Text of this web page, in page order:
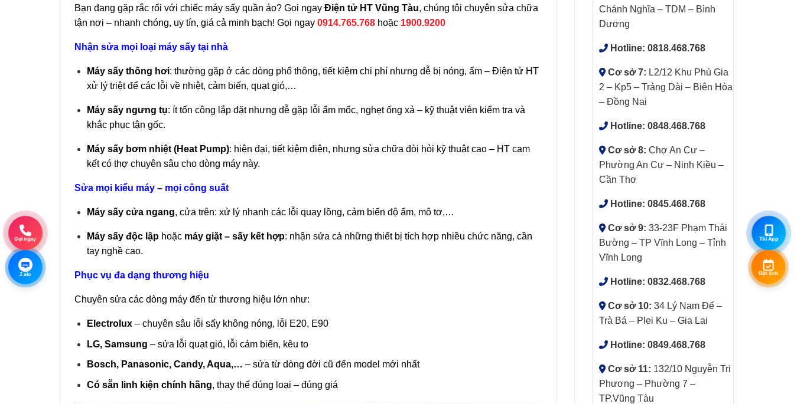
Bạn đang gặp rắc rối với chiếc máy sấy quần áo? Gọi ngay Điện tử HT Vũng Tàu, chúng tôi chuyên sửa chữa
tận nơi – nhanh chóng, uy tín, giá cả minh bạch! Gọi ngay 0914.765.768 hoặc 1900.9200
Nhận sửa mọi loại máy sấy tại nhà
Máy sấy thông hơi: thường gặp ở các dòng phổ thông, tiết kiệm chi phí nhưng dễ bị nóng, ẩm – Điện tử HT
xử lý triệt để các lỗi về nhiệt, cảm biến, quạt gió,…
Máy sấy ngưng tụ: ít tốn công lắp đặt nhưng dễ gặp lỗi ẩm mốc, nghẹt ống xả – kỹ thuật viên kiểm tra và
khắc phục tận gốc.
Máy sấy bơm nhiệt (Heat Pump): hiện đại, tiết kiệm điện, nhưng sửa chữa đòi hỏi kỹ thuật cao – HT cam
kết có thợ chuyên sâu cho dòng máy này.
Sửa mọi kiểu máy – mọi công suất
Máy sấy cửa ngang, cửa trên: xử lý nhanh các lỗi quay lồng, cảm biến độ ẩm, mô tơ,…
Máy sấy độc lậphoặc máy giặt – sấy kết hợp: nhận sửa cả những thiết bị tích hợp nhiều chức năng, cần
tay nghề cao.
Phục vụ đa dạng thương hiệu
Chuyên sửa các dòng máy đến từ thương hiệu lớn như:
Electrolux– chuyên sâu lỗi sấy không nóng, lỗi E20, E90
LG, Samsung – sửa lỗi quạt gió, lỗi cảm biến, kêu to
Bosch, Panasonic, Candy, Aqua,… – sửa từ dòng đời cũ đến model mới nhất
Có sẵn linh kiện chính hãng, thay thế đúng loại – đúng giá
Chánh Nghĩa – TDM – Bình
Dương
Hotline: 0818.468.768
Cơ sở 7: L2/12 Khu Phú Gia
2 – Kp5 – Trảng Dài – Biên Hòa
– Đồng Nai
Hotline: 0848.468.768
Cơ sở 8: Chợ An Cư –
Phường An Cư – Ninh Kiều –
Cần Thơ
Hotline: 0845.468.768
Cơ sở 9: 33-23F Phạm Thái
Bường – TP Vĩnh Long – Tỉnh
Vĩnh Long
Hotline: 0832.468.768
Cơ sở 10: 34 Lý Nam Đế –
Trà Bá – Plei Ku – Gia Lai
Hotline: 0849.468.768
Cơ sở 11: 132/10 Nguyễn Tri
Phương – Phường 7 –
TP.Vũng Tàu
Gọi ngay
Zalo
Zalo
Tải App
Đặt lịch